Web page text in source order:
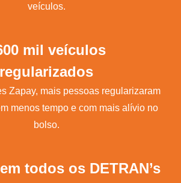
veículos.
mil veículos
regularizados
Zapay, mais pessoas regularizaram
menos tempo e com mais alívio no
bolso.
todos os DETRAN’s